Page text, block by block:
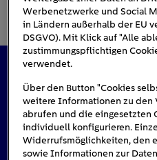
Das könnte Sie auch
#Solarenergie
Werbenetzwerke und Social
in Ländern außerhalb der EU
DSGVO). Mit Klick auf "Alle
zustimmungspflichtigen
verwendet.
Über den Button "Cookies
weitere Informationen zu den
abrufen und die eingesetzten
individuell konfigurieren.
Widerrufsmöglichkeiten, den
sowie Informationen zur